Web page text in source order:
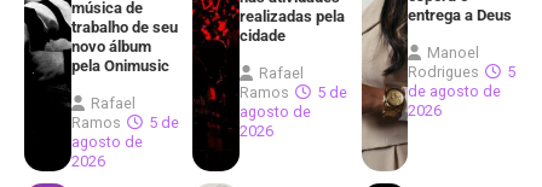
música de
trabalho de seu
novo álbum
pela Onimusic
Rafael
Ramos
5 de
agosto de
2026
realizadas pela
cidade
Rafael
Ramos
5 de
agosto de
2026
entrega a Deus
Manoel
Rodrigues
5
de agosto de
2026